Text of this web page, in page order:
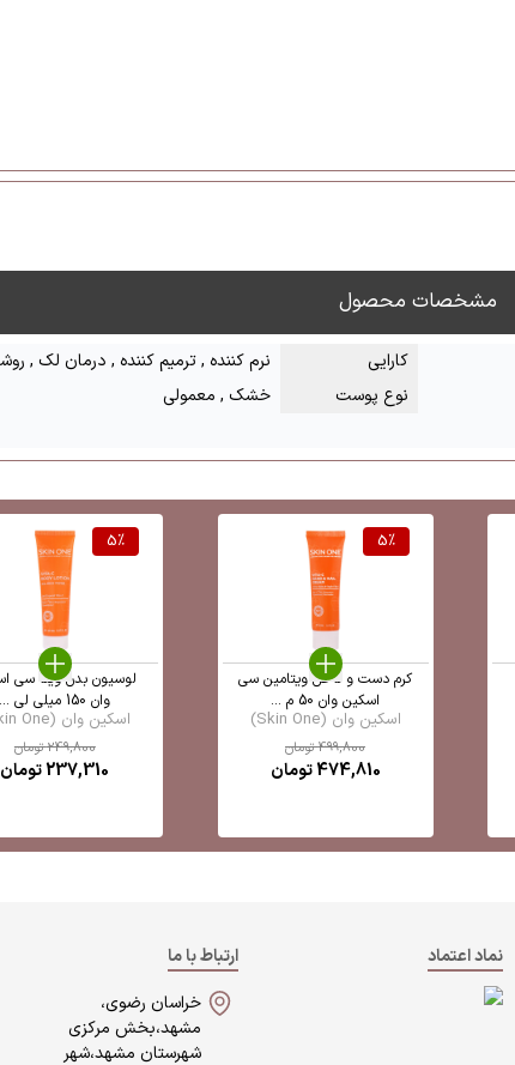
مشخصات محصول
کارایی
نرم کننده , ترمیم کننده , درمان لک ,
نوع پوست
خشک , معمولی
5%
کرم دست و ناخن ویتامین سی
اسکین وان 50 م ...
اسکین وان (Skin One)
499,800تومان
474,810تومان
5%
لوسیون بدن ویتا سی
وان 150 میلی لی ...
اسکین وان (Skin One)
249,800تومان
237,310تومان
نماد اعتماد
ارتباط با ما
خراسان رضوی،
مشهد،بخش مرکزی
شهرستان مشهد،شهر